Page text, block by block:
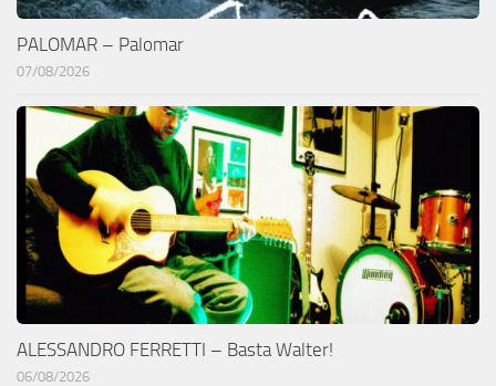
PALOMAR – Palomar
07/08/2026
ALESSANDRO FERRETTI – Basta Walter!
06/08/2026